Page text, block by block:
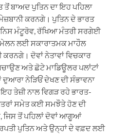
ਬਾਅਦ ਪੁਤਿਨ ਦਾ ਇਹ ਪਹਿਲਾ
ਕਰਨਗੇ। ਪੁਤਿਨ ਦੇ ਭਾਰਤ
ਮੰਟੂਰੋਵ, ਰੱਖਿਆ ਮੰਤਰੀ ਸਰਗੇਈ
ਲਈ ਸਕਾਰਾਤਮਕ ਮਾਹੌਲ
ਦੋਵਾਂ ਨੇਤਾਵਾਂ ਵਿਚਕਾਰ
ਅਤੇ ਛੋਟੇ ਮਾਡਿਊਲਰ ਪਲਾਂਟਾਂ
ਨੇੜਿਓਂ ਦੇਖਣ ਦੀ ਸੰਭਾਵਨਾ
ਤੇਜ਼ੀ ਨਾਲ ਵਿਗੜ ਰਹੇ ਭਾਰਤ-
ਸਮੇਤ ਕਈ ਸਮਝੌਤੇ ਹੋਣ ਦੀ
ਜਿਸ ਤੋਂ ਪਹਿਲਾਂ ਦੋਵਾਂ ਆਗੂਆਂ
ਪੁਤਿਨ ਅਤੇ ਉਨ੍ਹਾਂ ਦੇ ਵਫ਼ਦ ਲਈ